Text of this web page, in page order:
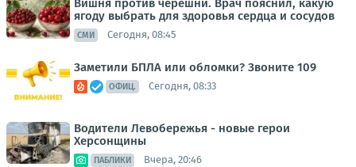
Вишня против черешни. Врач пояснил, какую
ягоду выбрать для здоровья сердца и сосудов
СМИ Сегодня, 08:45
Заметили БПЛА или обломки? Звоните 109
ОФИЦ. Сегодня, 08:33
Водители Левобережья - новые герои
Херсонщины
ПАБЛИКИ Вчера, 20:46